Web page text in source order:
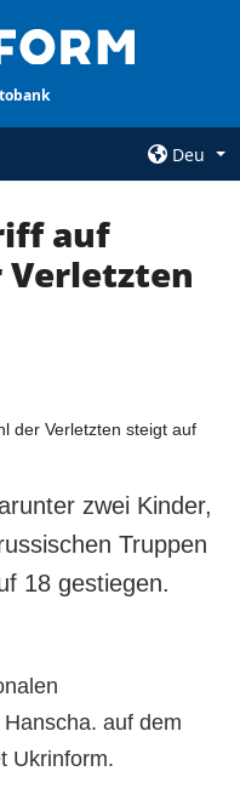
Deu
AGENTUR
Politik zur
personenbezogener
Daten
auf
Verletzten
zwei Kinder,
Truppen
18 gestiegen.
auf dem
Ukrinform.